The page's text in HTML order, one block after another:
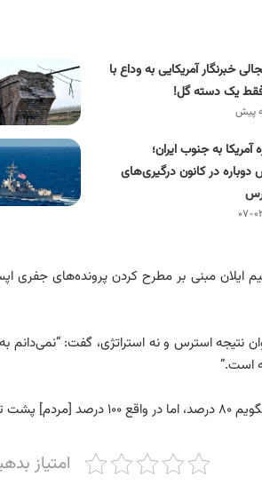
خبرنگار آمریکایی به وداع با
فقط یک دسته گل!
آمریکا به جنوب ایران؛
دوباره در کانون درگیری‌های
مبنی بر مطرح کردن پرونده‌های جفری
نتیجه استرس و نه استراتژی، گفت:
است.”
هستند.”
امتیاز